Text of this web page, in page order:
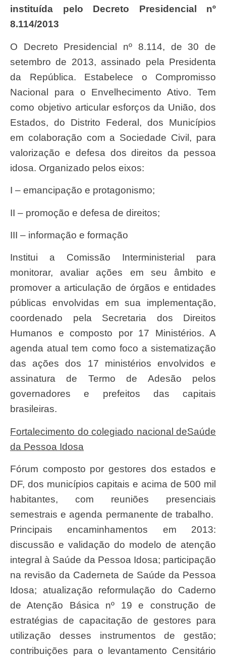
instituída pelo Decreto Presidencial nº
8.114/2013
O Decreto Presidencial nº 8.114, de 30 de
setembro de 2013, assinado pela Presidenta
da República. Estabelece o Compromisso
Nacional para o Envelhecimento Ativo. Tem
como objetivo articular esforços da União, dos
Estados, do Distrito Federal, dos Municípios
em colaboração com a Sociedade Civil, para
valorização e defesa dos direitos da pessoa
idosa. Organizado pelos eixos:
I – emancipação e protagonismo;
II – promoção e defesa de direitos;
III – informação e formação
Institui a Comissão Interministerial para
monitorar, avaliar ações em seu âmbito e
promover a articulação de órgãos e entidades
públicas envolvidas em sua implementação,
coordenado pela Secretaria dos Direitos
Humanos e composto por 17 Ministérios. A
agenda atual tem como foco a sistematização
das ações dos 17 ministérios envolvidos e
assinatura de Termo de Adesão pelos
governadores e prefeitos das capitais
brasileiras.
Fortalecimento do colegiado nacional deSaúde
da Pessoa Idosa
Fórum composto por gestores dos estados e
DF, dos municípios capitais e acima de 500 mil
habitantes, com reuniões presenciais
semestrais e agenda permanente de trabalho.
Principais encaminhamentos em 2013:
discussão e validação do modelo de atenção
integral à Saúde da Pessoa Idosa; participação
na revisão da Caderneta de Saúde da Pessoa
Idosa; atualização reformulação do Caderno
de Atenção Básica nº 19 e construção de
estratégias de capacitação de gestores para
utilização desses instrumentos de gestão;
contribuições para o levantamento Censitário